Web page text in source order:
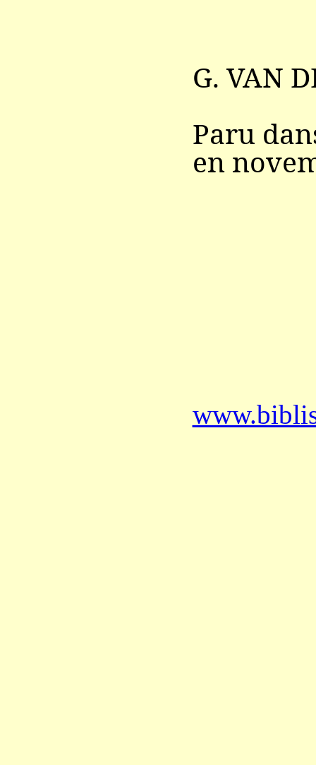
G. VAN
Paru
en